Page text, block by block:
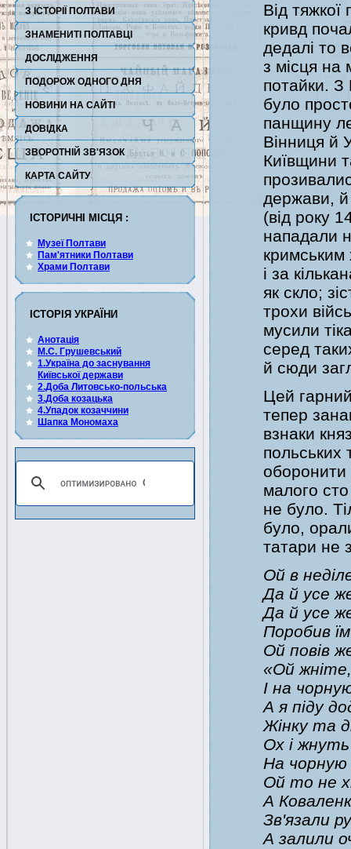
З ІСТОРІЇ ПОЛТАВИ
ЗНАМЕНИТІ ПОЛТАВЦІ
ДОСЛІДЖЕННЯ
ПОДОРОЖ ОДНОГО ДНЯ
НОВИНИ НА САЙТІ
ДОВІДКА
ЗВОРОТНІЙ ЗВ'ЯЗОК
КАРТА САЙТУ
ІСТОРИЧНІ МІСЦЯ :
Музеї Полтави
Пам'ятники Полтави
Храми Полтави
ІСТОРІЯ УКРАЇНИ
Анотація
М.С. Грушевський
1.Україна до заснування
Київської держави
2.Доба Литовсько-польська
3.Доба козацька
4.Упадок козаччини
Шапка Мономаха
Від
кривд
дедалі то
з місця на
потайки.
було
панщину
Вінниця й
Київщини
держави, й
(від року
нападали
кримським
і за
як скло;
трохи
мусили
серед
й сюди
Цей
тепер
взнаки
польських
оборонити
малого
не було.
було,
татари не
Ой в
Да й усе
Да й усе
Поробив
Ой повів
«Ой
І на
А я піду
Жінку та
Ох і
На чорную
Ой то не
А
Зв'язали
А залили